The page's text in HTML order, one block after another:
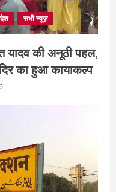
सभी न्यूज़
यादव की अनूठी पहल,
का हुआ कायाकल्प